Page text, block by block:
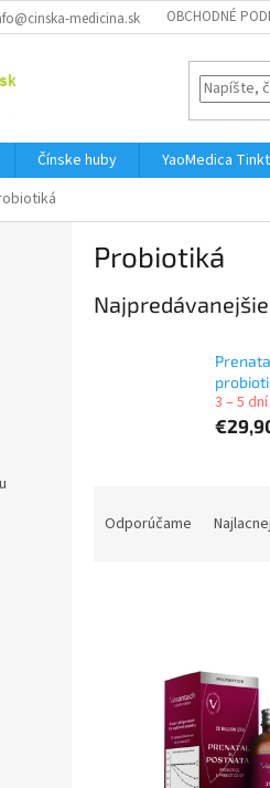
medicina.sk OBCHODNÉ
Čínske huby YaoMedica
Probiotiká
Najpredávanejšie
3 – 5 dní
Odporúčame